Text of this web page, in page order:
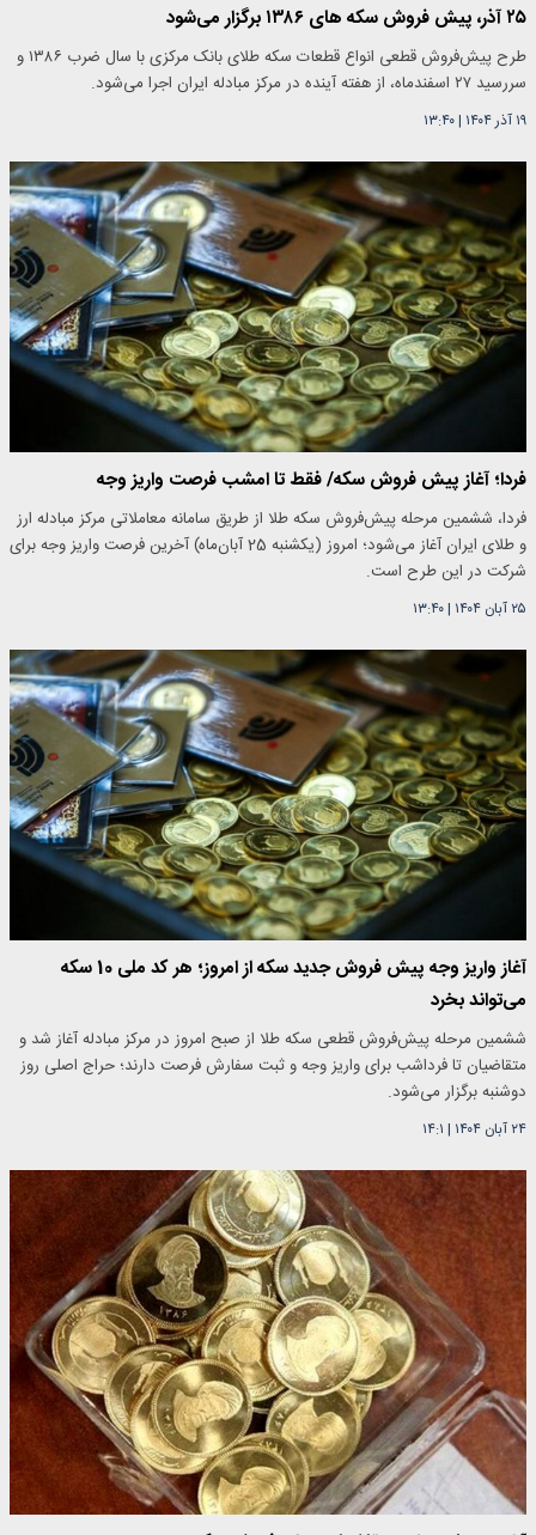
۲۵ آذر، پیش فروش سکه های ۱۳۸۶ برگزار می‌شود
طرح پیش‌فروش قطعی انواع قطعات سکه طلای بانک مرکزی با سال ضرب ۱۳۸۶ و
سررسید ۲۷ اسفندماه، از هفته آینده در مرکز مبادله ایران اجرا می‌شود.
۱۹ آذر ۱۴۰۴ |۱۳:۴۰
فردا؛ آغاز پیش فروش سکه/ فقط تا امشب فرصت واریز وجه
فردا، ششمین مرحله پیش‌فروش سکه طلا از طریق سامانه معاملاتی مرکز مبادله ارز
و طلای ایران آغاز می‌شود؛ امروز (یکشنبه 25 آبان‌ماه) آخرین فرصت واریز وجه برای
شرکت در این طرح است.
۲۵ آبان ۱۴۰۴ |۱۳:۴۰
آغاز واریز وجه پیش فروش جدید سکه از امروز؛ هر کد ملی 10 سکه
می‌تواند بخرد
ششمین مرحله پیش‌فروش قطعی سکه طلا از صبح امروز در مرکز مبادله آغاز شد و
متقاضیان تا فرداشب برای واریز وجه و ثبت سفارش فرصت دارند؛ حراج اصلی روز
دوشنبه برگزار می‌شود.
۲۴ آبان ۱۴۰۴ | ۱۴:۱